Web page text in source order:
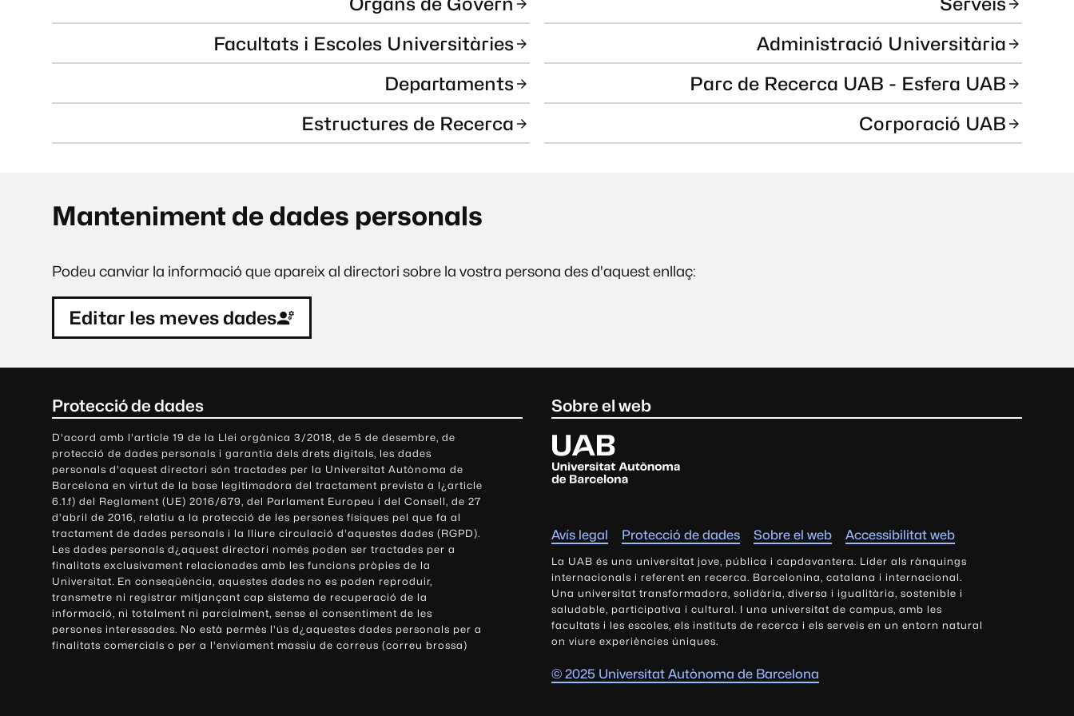
Facultats i Escoles Universitàries
Departaments
Estructures de Recerca
Administració Universitària
Parc de Recerca UAB - Esfera UAB
Corporació UAB
Manteniment de dades personals
Podeu canviar la informació que apareix al directori sobre la vostra persona des d'aquest enllaç:
Editar les meves dades
Protecció de dades
D'acord amb l'article 19 de la Llei orgànica 3/2018, de 5 de desembre, de
protecció de dades personals i garantia dels drets digitals, les dades
personals d'aquest directori són tractades per la Universitat Autònoma de
Barcelona en virtut de la base legitimadora del tractament prevista a l¿article
6.1.f) del Reglament (UE) 2016/679, del Parlament Europeu i del Consell, de 27
d'abril de 2016, relatiu a la protecció de les persones físiques pel que fa al
tractament de dades personals i la lliure circulació d'aquestes dades (RGPD).
Les dades personals d¿aquest directori només poden ser tractades per a
finalitats exclusivament relacionades amb les funcions pròpies de la
Universitat. En conseqüència, aquestes dades no es poden reproduir,
transmetre ni registrar mitjançant cap sistema de recuperació de la
informació, ni totalment ni parcialment, sense el consentiment de les
persones interessades. No està permès l'ús d¿aquestes dades personals per a
finalitats comercials o per a l'enviament massiu de correus (correu brossa)
Sobre el web
U
n
i
s
i
t
a
t
A
u
t
ò
Avís legal Protecció de dades Sobre el web Accessibilitat web
La UAB és una universitat jove, pública i capdavantera. Líder als rànquings
internacionals i referent en recerca. Barcelonina, catalana i internacional.
Una universitat transformadora, solidària, diversa i igualitària, sostenible i
saludable, participativa i cultural. I una universitat de campus, amb les
facultats i les escoles, els instituts de recerca i els serveis en un entorn natural
on viure experiències úniques.
© 2025 Universitat Autònoma de Barcelona